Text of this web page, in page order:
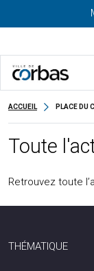
ACCUEIL PLACE DU
Toute
Retrouvez toute
THÉMATIQUE